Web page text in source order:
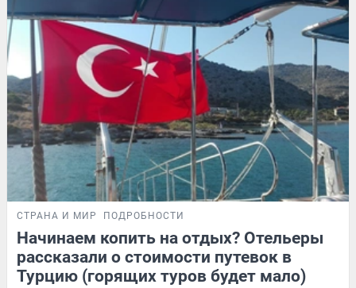
СТРАНА И МИР ПОДРОБНОСТИ
Начинаем копить на отдых? Отельеры
рассказали о стоимости путевок в
Турцию (горящих туров будет мало)